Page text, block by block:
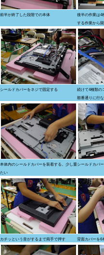
前半が終了した段階での本体
後半の作業は4
する作業から
シールドカバーをネジで固定する
続けて4種類の
順番通りに行な
本体内のシールドカバーを装着する。少し重
たい
シールドカバ
カチッという音がするまで両手で押す 背面カバーを6